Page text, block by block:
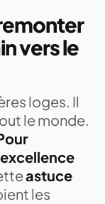
vers le
loges. Il
le monde.
astuce
les